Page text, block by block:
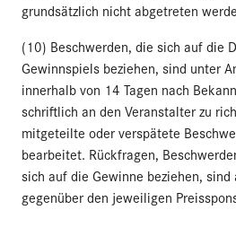
grundsätzlich nicht abgetreten
(10) Beschwerden, die sich auf die
Gewinnspiels beziehen, sind unter
innerhalb von 14 Tagen nach
schriftlich an den Veranstalter zu
mitgeteilte oder verspätete
bearbeitet. Rückfragen,
sich auf die Gewinne beziehen, sind
gegenüber den jeweiligen